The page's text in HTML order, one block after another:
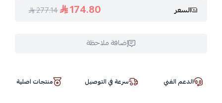
السعر 174.80
277.14
إضافة ملاحظة
الدعم الفني سرعة في التوصيل منتجات اصلية